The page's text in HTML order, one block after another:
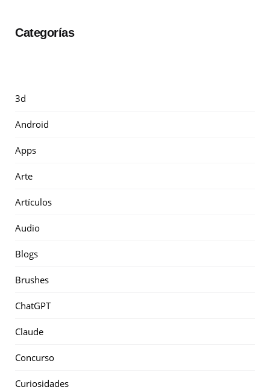
Categorías
3d
Android
Apps
Arte
Artículos
Audio
Blogs
Brushes
ChatGPT
Claude
Concurso
Curiosidades